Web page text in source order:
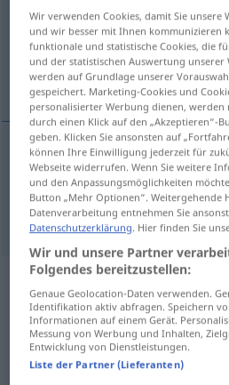
Übersicht aller
(Für mehr Details die Übersetzung
hamlet, small village
hamlet Weiler
smallvillage Weiler
Beispielsätze aus
für "Weiler"
(nicht von der
geprüft)
Wir verwenden Cookies, damit Sie unsere
und wir besser mit Ihnen kommunizieren
funktionale und statistische Cookies, die
und der statistischen Auswertung unserer
werden auf Grundlage unserer
gespeichert. Marketing-Cookies und
personalisierter Werbung dienen, werden
durch einen Klick auf den „Akzeptieren“-
geben. Klicken Sie ansonsten auf
können Ihre Einwilligung jederzeit für
Webseite widerrufen. Wenn Sie weitere
und den Anpassungsmöglichkeiten
Button „Mehr Optionen“. Weitergehende
Datenverarbeitung entnehmen Sie
Datenschutzerklärung. Hier finden Sie
Wir und unsere Partner
Folgendes bereitzustellen:
Genaue Geolocation-Daten verwenden.
Identifikation aktiv abfragen. Speichern
Informationen auf einem Gerät.
Messung von Werbung und Inhalten,
Entwicklung von Dienstleistungen.
Liste der Partner (Lieferanten)